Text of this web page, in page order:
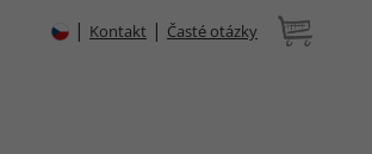
| Kontakt | Časté otázky